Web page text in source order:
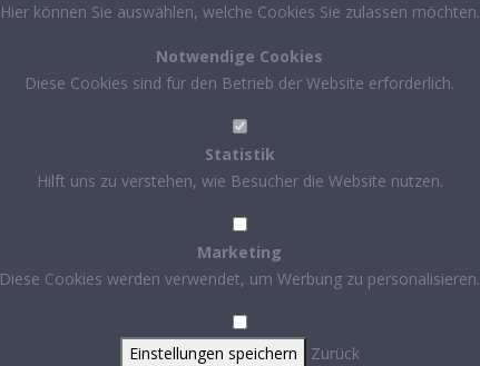
Hier können Sie auswählen, welche Cookies Sie zulassen möchten.
Notwendige Cookies
Diese Cookies sind für den Betrieb der Website erforderlich.
Statistik
Hilft uns zu verstehen, wie Besucher die Website nutzen.
Marketing
Diese Cookies werden verwendet, um Werbung zu personalisieren.
Einstellungen speichern Zurück